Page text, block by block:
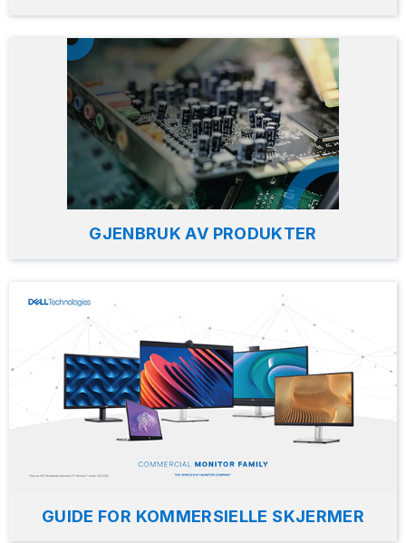
GJENBRUK AV PRODUKTER
GUIDE FOR KOMMERSIELLE SKJERMER